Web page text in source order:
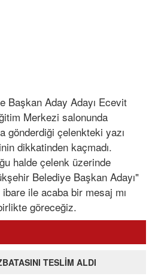
Başkan Aday Adayı Ecevit
Merkezi salonunda
gönderdiği çelenkteki yazı
dikkatinden kaçmadı.
halde çelenk üzerinde
Belediye Başkan Adayı"
ile acaba bir mesaj mı
göreceğiz.
TESLİM ALDI